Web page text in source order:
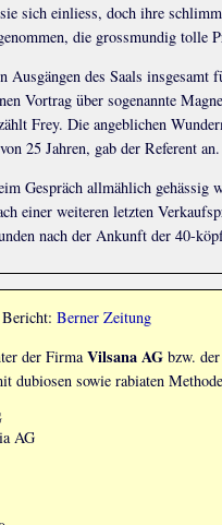
sich einliess, doch ihre
die grossmundig tolle
Ausgängen des Saals
Vortrag über sogenannte
Frey. Die angeblichen
25 Jahren, gab der Referent
Gespräch allmählich gehässig
einer weiteren letzten
nach der Ankunft der 40-
Bericht:Berner Zeitung
der FirmaVilsana AG bzw.
dubiosen sowie rabiaten
AG